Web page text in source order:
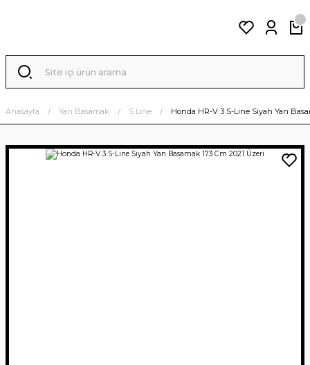
Anasayfa Yan Basamak S Line Honda HR-V 3 S-Line Siyah Yan